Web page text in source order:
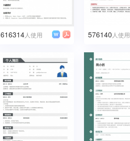
616314人使用 576140 人使用